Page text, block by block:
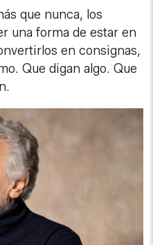
que nunca, los
una forma de estar en
en consignas,
Que digan algo. Que